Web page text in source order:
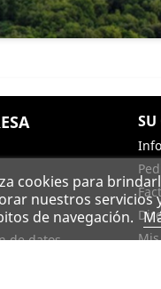
cookies para
nuestros servicios
de navegación.
de datos
SU